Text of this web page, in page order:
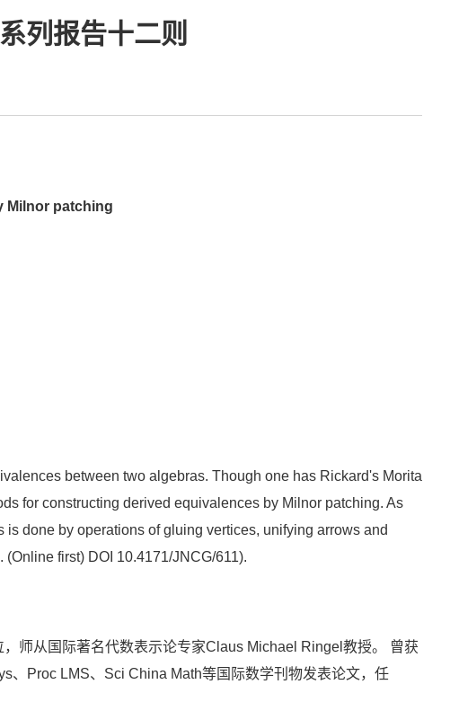
列报告十二则
Milnor patching
between two algebras. Though one has Rickard's Morita
for constructing derived equivalences by Milnor patching. As
done by operations of gluing vertices, unifying arrows and
first) DOI 10.4171/JNCG/611).
师从国际著名代数表示论专家Claus Michael Ringel教授。 曾获
、Proc LMS、Sci China Math等国际数学刊物发表论文，任